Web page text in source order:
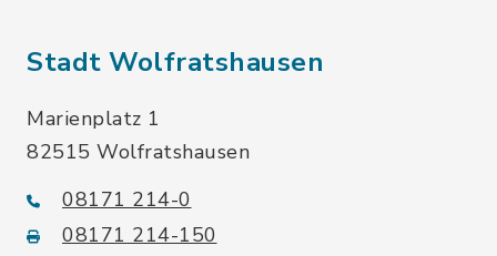
Stadt Wolfratshausen
Marienplatz 1
82515 Wolfratshausen
08171 214-0
08171 214-150